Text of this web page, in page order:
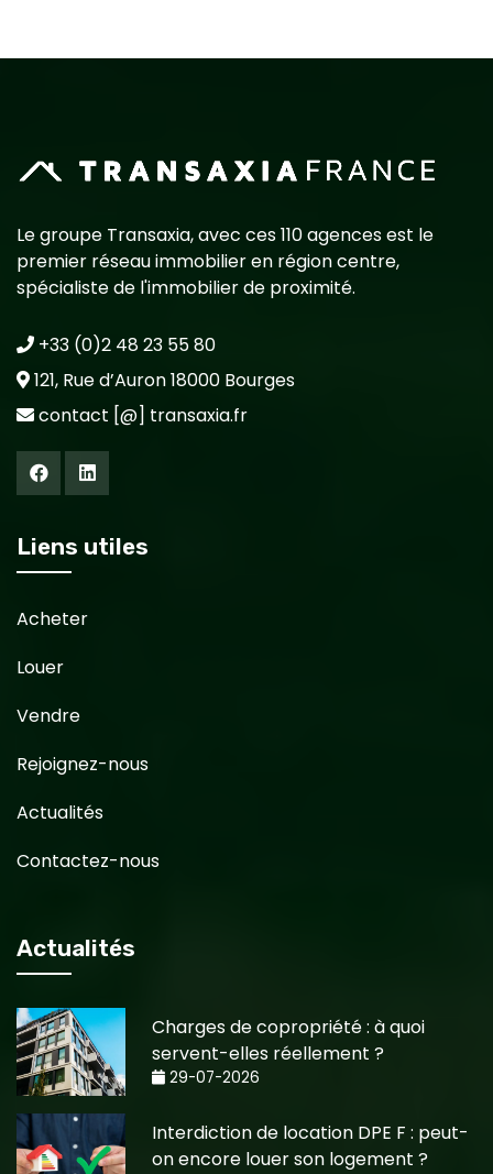
Le groupe Transaxia, avec ces 110 agences est le
premier réseau immobilier en région centre,
spécialiste de l'immobilier de proximité.
+33 (0)2 48 23 55 80
121, Rue d’Auron 18000 Bourges
contact [@] transaxia.fr
Liens utiles
Acheter
Louer
Vendre
Rejoignez-nous
Actualités
Contactez-nous
Actualités
Charges de copropriété : à quoi
servent-elles réellement ?
29-07-2026
Interdiction de location DPE F : peut-
on encore louer son logement ?